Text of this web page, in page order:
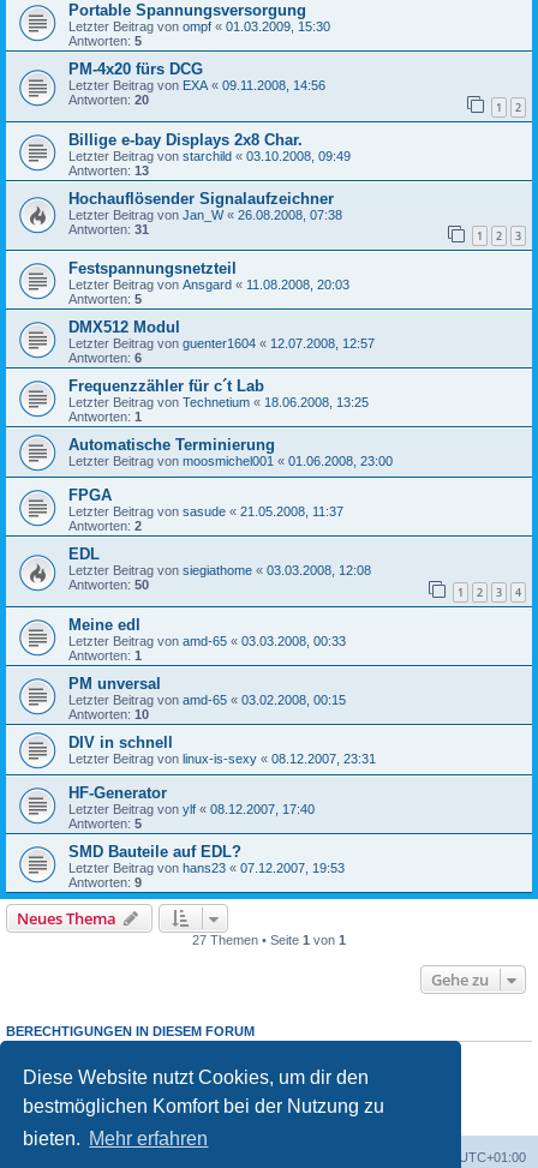
Diese Website nutzt Cookies, um dir den
bestmöglichen Komfort bei der Nutzung zu
bieten. Mehr erfahren
Portable Spannungsversorgung
Letzter Beitrag von ompf « 01.03.2009, 15:30
Antworten: 5
PM-4x20 fürs DCG
Letzter Beitrag von EXA « 09.11.2008, 14:56
Antworten: 20 1 2
Billige e-bay Displays 2x8 Char.
Letzter Beitrag von starchild « 03.10.2008, 09:49
Antworten: 13
Hochauflösender Signalaufzeichner
Letzter Beitrag von Jan_W« 26.08.2008, 07:38
Antworten: 31 1 2 3
Festspannungsnetzteil
Letzter Beitrag von Ansgard « 11.08.2008, 20:03
Antworten: 5
DMX512 Modul
Letzter Beitrag von guenter1604 « 12.07.2008, 12:57
Antworten: 6
Frequenzzähler für c´t Lab
Letzter Beitrag von Technetium « 18.06.2008, 13:25
Antworten: 1
Automatische Terminierung
Letzter Beitrag von moosmichel001 « 01.06.2008, 23:00
FPGA
Letzter Beitrag von sasude « 21.05.2008, 11:37
Antworten: 2
EDL
Letzter Beitrag von siegiathome « 03.03.2008, 12:08
Antworten: 50 1 2 3 4
Meine edl
Letzter Beitrag von amd-65 « 03.03.2008, 00:33
Antworten: 1
PM unversal
Letzter Beitrag von amd-65 « 03.02.2008, 00:15
Antworten: 10
DIV in schnell
Letzter Beitrag von linux-is-sexy « 08.12.2007, 23:31
HF-Generator
Letzter Beitrag von ylf « 08.12.2007, 17:40
Antworten: 5
SMD Bauteile auf EDL?
Letzter Beitrag von hans23 « 07.12.2007, 19:53
Antworten: 9
Neues Thema
27 Themen • Seite 1 von 1
Gehe zu
BERECHTIGUNGEN IN DIESEM FORUM
Du darfst keineAntworten zu Themen in diesem Forum erstellen.
Du darfst deine Beiträge in diesem Forumnichtändern.
Du darfst deine Beiträge in diesem Forum nicht löschen.
keine
UTC+01:00